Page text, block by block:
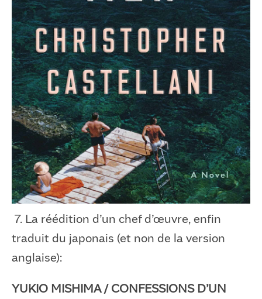
7. La réédition d’un chef d’œuvre, enfin
traduit du japonais (et non de la version
anglaise):
YUKIO MISHIMA / CONFESSIONS D’UN